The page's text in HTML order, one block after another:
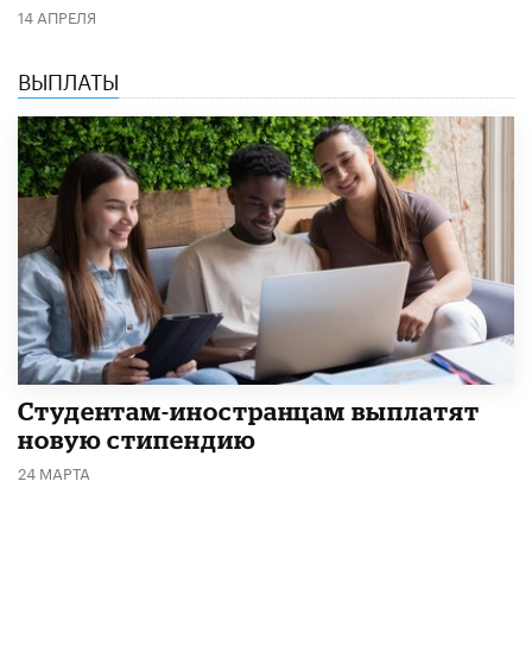
14 АПРЕЛЯ
ВЫПЛАТЫ
Студентам-иностранцам выплатят
новую стипендию
24 МАРТА